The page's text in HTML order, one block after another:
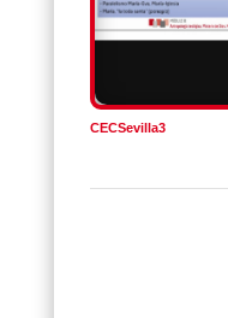
CECSevilla3